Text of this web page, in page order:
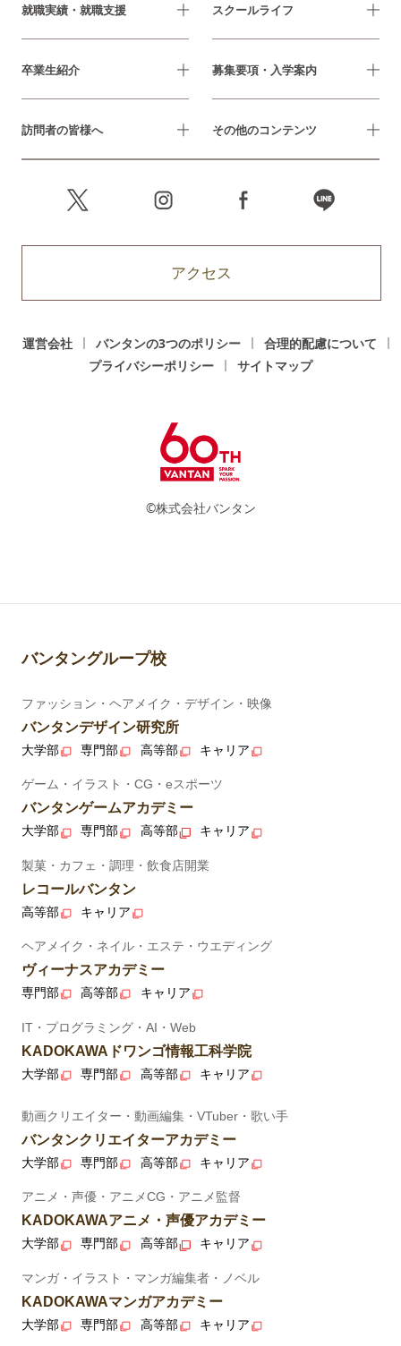
就職実績・就職支援 スクールライフ
卒業生紹介 募集要項・入学案内
訪問者の皆様へ その他のコンテンツ
アクセス
運営会社 バンタンの3つのポリシー
合理的配慮について
プライバシーポリシー
サイトマップ
©株式会社バンタン
バンタングループ校
ファッション・ヘアメイク・デザイン・映像
バンタンデザイン研究所
大学部 専門部 高等部 キャリア
ゲーム・イラスト・CG・eスポーツ
バンタンゲームアカデミー
大学部 専門部 高等部 キャリア
製菓・カフェ・調理・飲食店開業
レコールバンタン
高等部 キャリア
ヘアメイク・ネイル・エステ・ウエディング
ヴィーナスアカデミー
専門部 高等部 キャリア
IT・プログラミング・AI・Web
KADOKAWAドワンゴ情報工科学院
大学部 専門部 高等部 キャリア
動画クリエイター・動画編集・VTuber・歌い手
バンタンクリエイターアカデミー
大学部 専門部 高等部 キャリア
アニメ・声優・アニメCG・アニメ監督
KADOKAWAアニメ・声優アカデミー
大学部 専門部 高等部 キャリア
マンガ・イラスト・マンガ編集者・ノベル
KADOKAWAマンガアカデミー
大学部 専門部 高等部 キャリア